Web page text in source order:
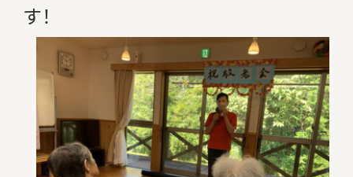
す！